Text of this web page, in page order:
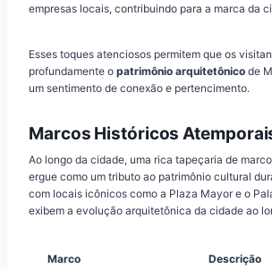
empresas locais, contribuindo para a marca da
Esses toques atenciosos permitem que os
profundamente o patrimônio arquitetônico de
um sentimento de conexão e pertencimento.
Marcos Históricos
Ao longo da cidade, uma rica tapeçaria de
ergue como um tributo ao patrimônio cultural
com locais icônicos como a Plaza Mayor e o
exibem a evolução arquitetônica da cidade ao
Marco
Descrição